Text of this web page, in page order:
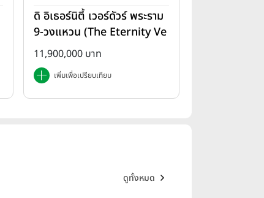
ดิ อิเธอร์นิตี้ เวอร์ดัวร์ พระราม
9-วงแหวน (The Eternity Ve
rdure Rama 9-Wongwae
n)
11,900,000 บาท
เพิ่มเพื่อเปรียบเทียบ
ดูทั้งหมด